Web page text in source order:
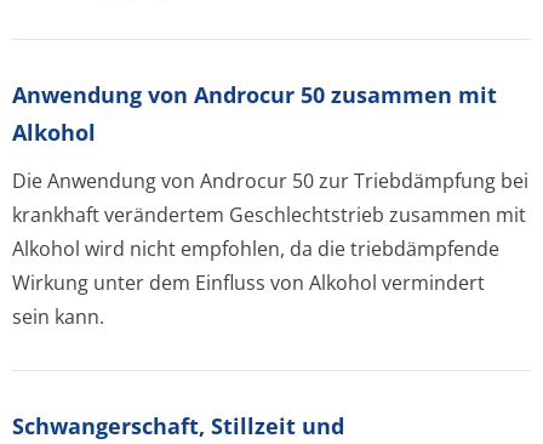
Anwendung von Androcur 50 zusammen mit
Alkohol
Die Anwendung von Androcur 50 zur Triebdämpfung bei
krankhaft verändertem Geschlechtstrieb zusammen mit
Alkohol wird nicht empfohlen, da die triebdämpfende
Wirkung unter dem Einfluss von Alkohol vermindert
sein kann.
Schwangerschaft, Stillzeit und